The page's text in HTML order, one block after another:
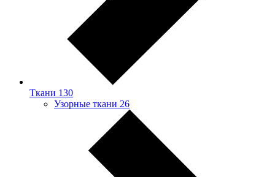
Ткани 130
Узорные ткани 26